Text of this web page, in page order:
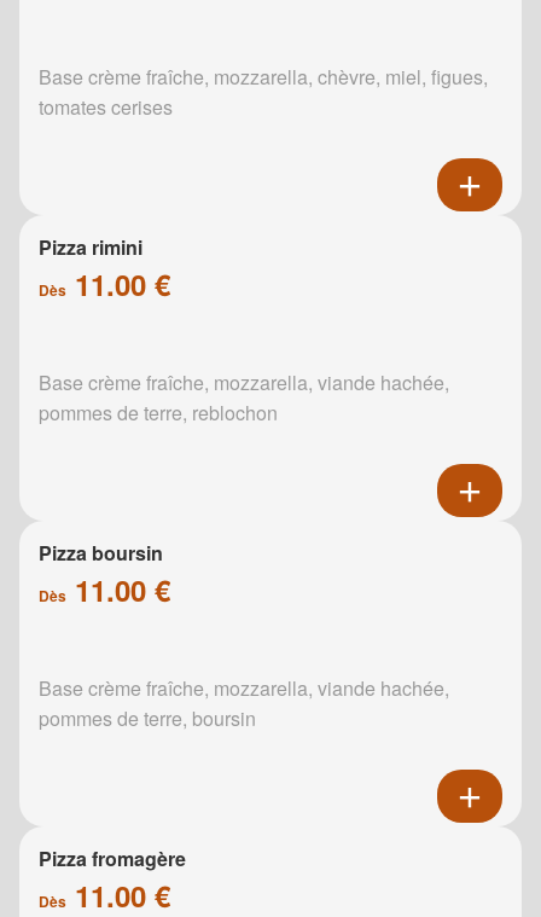
Base crème fraîche, mozzarella, chèvre, miel, figues,
tomates cerises
Pizza rimini
Dès 11.00 €
Base crème fraîche, mozzarella, viande hachée,
pommes de terre, reblochon
Pizza boursin
Dès 11.00 €
Base crème fraîche, mozzarella, viande hachée,
pommes de terre, boursin
Pizza fromagère
Dès 11.00 €